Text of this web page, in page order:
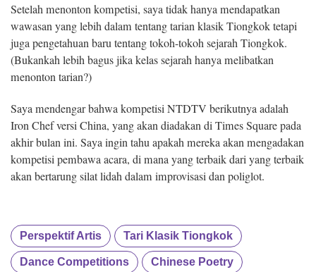
Setelah menonton kompetisi, saya tidak hanya mendapatkan
wawasan yang lebih dalam tentang tarian klasik Tiongkok tetapi
juga pengetahuan baru tentang tokoh-tokoh sejarah Tiongkok.
(Bukankah lebih bagus jika kelas sejarah hanya melibatkan
menonton tarian?)
Saya mendengar bahwa kompetisi NTDTV berikutnya adalah
Iron Chef versi China, yang akan diadakan di Times Square pada
akhir bulan ini. Saya ingin tahu apakah mereka akan mengadakan
kompetisi pembawa acara, di mana yang terbaik dari yang terbaik
akan bertarung silat lidah dalam improvisasi dan poliglot.
Perspektif Artis Tari Klasik Tiongkok
Dance Competitions Chinese Poetry